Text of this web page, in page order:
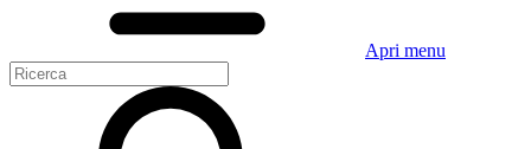
Apri menu